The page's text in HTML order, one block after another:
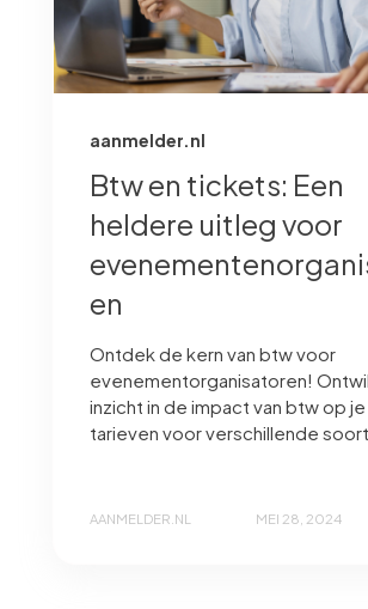
aanmelder.nl
Btw en tickets: Een
heldere uitleg voor
en
Ontdek de kern van btw voor
evenementorganisatoren!
inzicht in de impact van btw op
tarieven voor verschillende
AANMELDER.NL MEI 28, 2024